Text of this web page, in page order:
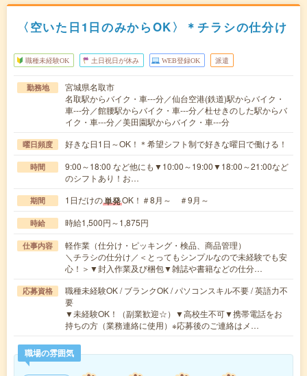
〈空いた日1日のみからOK〉＊チラシの仕分け
職種未経験OK 土日祝日が休み WEB登録OK 派遣
勤務地
宮城県名取市
名取駅からバイク・車---分／仙台空港(鉄道)駅からバイク・
車---分／館腰駅からバイク・車---分／杜せきのした駅からバ
イク・車---分／美田園駅からバイク・車---分
曜日頻度 好きな日1日～OK！＊希望シフト制で好きな曜日で働ける！
時間
9:00～18:00 など他にも▼10:00～19:00▼18:00～21:00など
のシフトあり！お…
期間 1日だけの単発OK！＃8月～ ＃9月～
時給 時給1,500円～1,875円
仕事内容
軽作業（仕分け・ピッキング・検品、商品管理）
＼チラシの仕分け／＜とってもシンプルなので未経験でも安
心！＞▼封入作業及び梱包▼雑誌や書籍などの仕分…
応募資格
職種未経験OK / ブランクOK / パソコンスキル不要 / 英語力不
要
▼未経験OK！（副業歓迎☆）▼高校生不可▼携帯電話をお
持ちの方（業務連絡に使用）※応募後のご連絡はメ…
職場の雰囲気